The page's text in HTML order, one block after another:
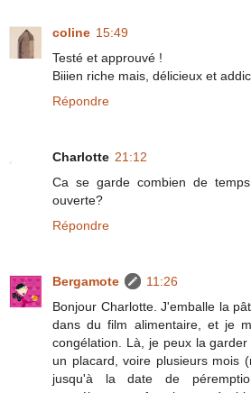
coline 15:49
Testé et approuvé !
Biiien riche mais, délicieux et
Répondre
Charlotte 21:12
Ca se garde combien de
ouverte?
Répondre
Bergamote
11:26
Bonjour Charlotte. J'emballe la
dans du film alimentaire, et je
congélation. Là, je peux la
un placard, voire plusieurs mois
jusqu'à la date de